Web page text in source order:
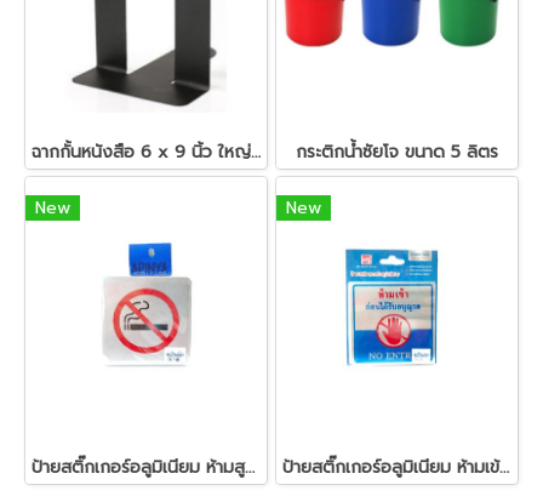
ฉากกั้นหนังสือ 6 x 9 นิ้ว ใหญ่พิเศษ ดำ/ขาว ออร์ก้า กระติกน้ำซัยโจ ขนาด 5 ลิตร
New
ป้ายสติ๊กเกอร์อลูมิเนียม ห้ามสูบบุรี่
New
ป้ายสติ๊กเกอร์อลูมิเนียม ห้ามเข้าก่อนได้รับอนุญาต